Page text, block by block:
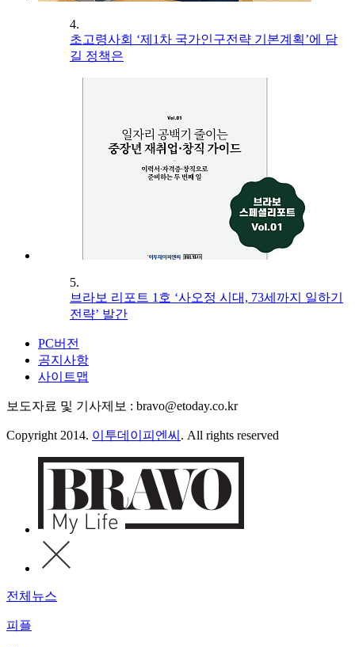
4.
초고령사회 ‘제1차 국가인구전략 기본계획’에 담
길 정책은
5.
브라보 리포트 1호 ‘사오정 시대, 73세까지 일하기
전략’ 발간
PC버전
공지사항
사이트맵
보도자료 및 기사제보 : bravo@etoday.co.kr
Copyright 2014. 이투데이피엔씨 . All rights reserved
전체뉴스
피플